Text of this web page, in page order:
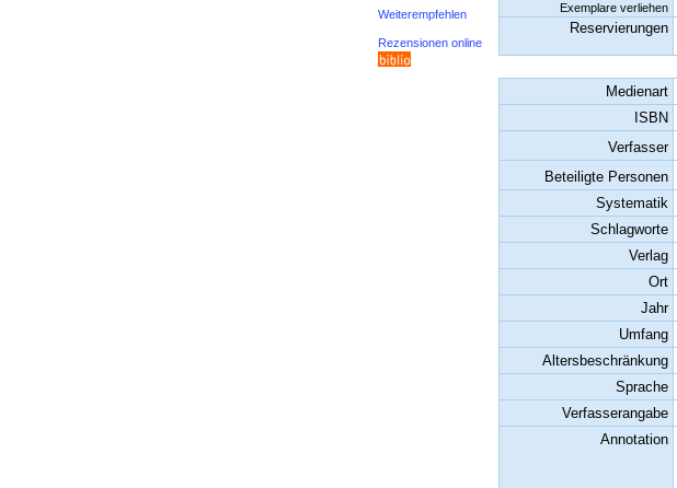
Weiterempfehlen
Rezensionen online
Exemplare verliehen
Reservierungen
Medienart
ISBN
Verfasser
Beteiligte Personen
Systematik
Schlagworte
Verlag
Ort
Jahr
Umfang
Altersbeschränkung
Sprache
Verfasserangabe
Annotation